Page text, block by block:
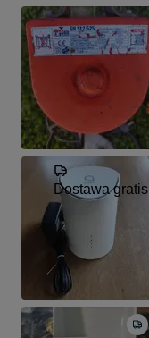
Dostawa gratis